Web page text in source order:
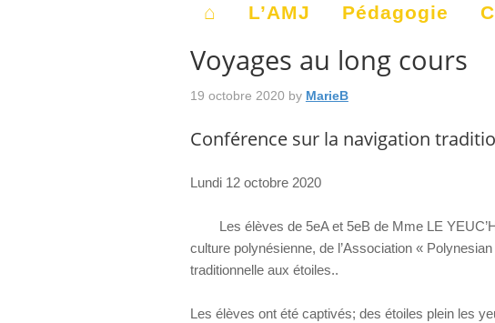
⌂ L’AMJ Pédagogie
Voyages au long cours
19 octobre 2020 by MarieB
Conférence sur la navigation
Lundi 12 octobre 2020
Les élèves de 5eA et 5eB de Mme LE
culture polynésienne, de l’Association «
traditionnelle aux étoiles..
Les élèves ont été captivés; des étoiles plein les